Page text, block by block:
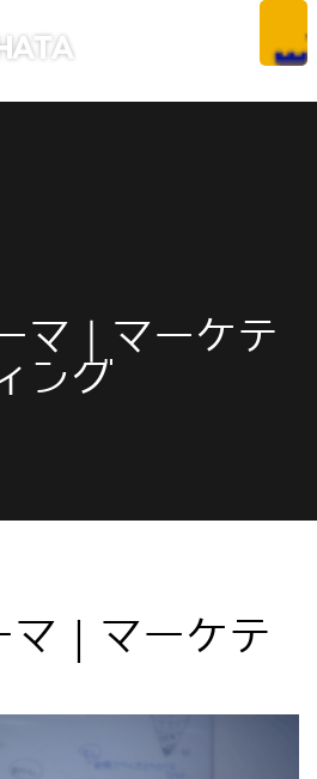
マ｜マーケテ
ング
｜マーケテ